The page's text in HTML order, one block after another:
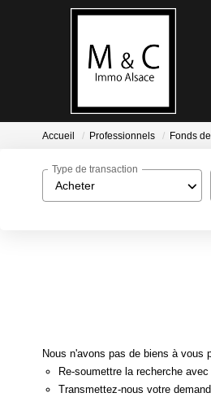
Accueil Professionnels Fonds
Acheter
Type de transaction
Nous n'avons pas de biens à vous
Re-soumettre la recherche avec
Transmettez-nous votre